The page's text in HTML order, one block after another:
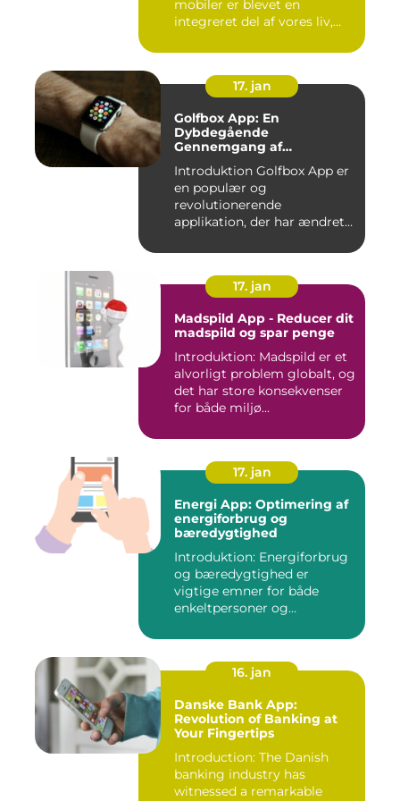
mobiler er blevet en
integreret del af vores liv,
17. jan
Golfbox App: En
Dybdegående
Gennemgang af
Introduktion Golfbox App er
en populær og
revolutionerende
applikation, der har ændret
17. jan
Madspild App - Reducer dit
madspild og spar penge
Introduktion: Madspild er et
alvorligt problem globalt, og
det har store konsekvenser
for både miljø...
17. jan
Energi App: Optimering af
energiforbrug og
bæredygtighed
Introduktion: Energiforbrug
og bæredygtighed er
vigtige emner for både
enkeltpersoner og
16. jan
Danske Bank App:
Revolution of Banking at
Your Fingertips
Introduction: The Danish
banking industry has
witnessed a remarkable